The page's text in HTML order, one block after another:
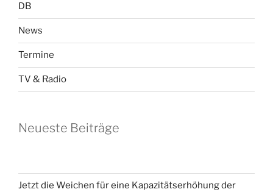
DB
News
Termine
TV & Radio
Neueste Beiträge
Jetzt die Weichen für eine Kapazitätserhöhung der